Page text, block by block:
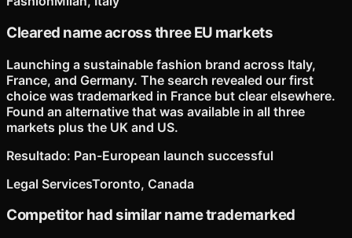
Cleared name across three EU markets
Launching a sustainable fashion brand across Italy,
France, and Germany. The search revealed our first
choice was trademarked in France but clear elsewhere.
Found an alternative that was available in all three
markets plus the UK and US.
Resultado: Pan-European launch successful
Legal ServicesToronto, Canada
Competitor had similar name trademarked